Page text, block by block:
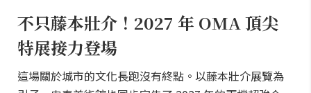
不只藤本壯介！2027 年 OMA 頂尖
特展接力登場
這場關於城市的文化長跑沒有終點。以藤本壯介展覽為